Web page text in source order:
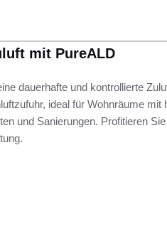
mit PureALD
dauerhafte und kontrollierte
ideal für Wohnräume mit
und Sanierungen. Profitieren